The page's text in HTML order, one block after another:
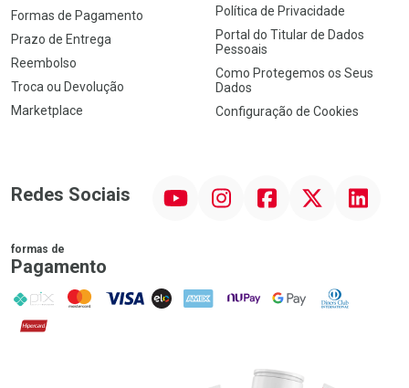
Formas de Pagamento
Prazo de Entrega
Reembolso
Troca ou Devolução
Marketplace
Política de Privacidade
Portal do Titular de Dados
Pessoais
Como Protegemos os Seus
Dados
Configuração de Cookies
Redes Sociais InstagramFacebookTwitter Linkedin
formas de
Pagamento
PIX MasterCard
VISA ELO AMEX NuPay Google PayDiners Club
Hipercard
Promoção em Destaque